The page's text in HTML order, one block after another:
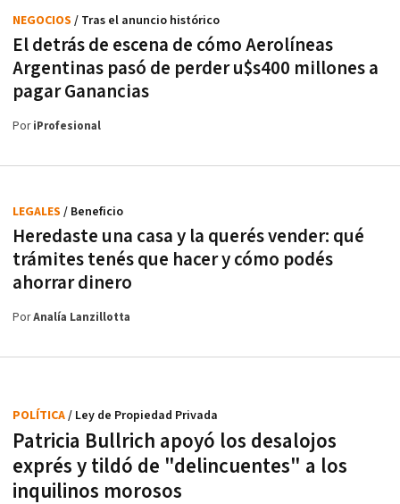
El detrás de escena de cómo Aerolíneas
Argentinas pasó de perder u$s400 millones a
pagar Ganancias
NEGOCIOS / Tras el anuncio histórico
PoriProfesional
Heredaste una casa y la querés vender: qué
trámites tenés que hacer y cómo podés
ahorrar dinero
LEGALES / Beneficio
PorAnalía Lanzillotta
Patricia Bullrich apoyó los desalojos
exprés y tildó de "delincuentes" a los
inquilinos morosos
POLÍTICA/ Ley de Propiedad Privada